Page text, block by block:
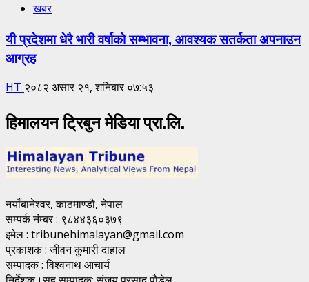
खबर
यी प्रदेशमा धेरै भारी वर्षाको सम्भावना, आवश्यक सतर्कता अपनाउन
आग्रह
HT २०८२ असार २१, शनिबार ०७:५३
हिमालयन ट्रिबुन मेडिया प्रा.लि.
नयाँबानेश्वर, काठमाण्डाै, नेपाल
सम्पर्क नंम्बर : ९८४४३६०३७९
इमेल : tribunehimalayan@gmail.com
प्रकाशक : जीवन कुमारी दाहाल
सम्पादक : विश्वनाथ आचार्य